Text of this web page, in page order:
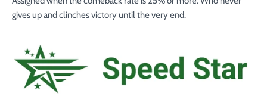
gives up and clinches victory until the very end.